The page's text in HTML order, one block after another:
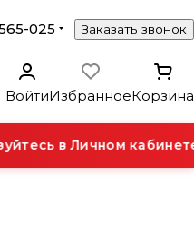
025 Заказать звонок
ВойтиИзбранноеКорзина
в Личном